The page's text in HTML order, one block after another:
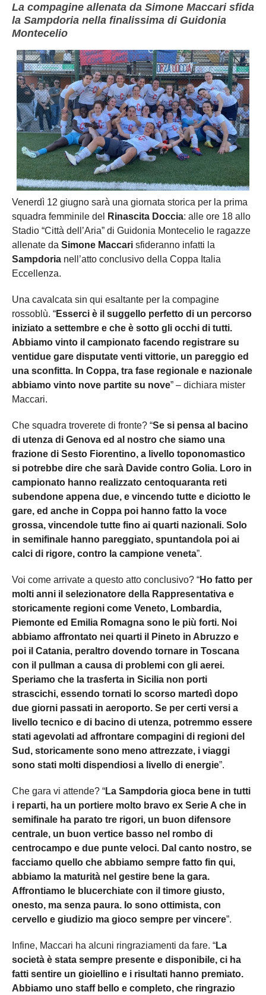
La compagine allenata da Simone Maccari sfida
la Sampdoria nella finalissima di Guidonia
Montecelio
Venerdì 12 giugno sarà una giornata storica per la prima
squadra femminile del
Rinascita Doccia: alle ore 18 allo
Stadio “Città dell’Aria” di Guidonia Montecelio le ragazze
allenate da Simone Maccari sfideranno infatti la
Sampdoria nell’atto conclusivo della Coppa Italia
Eccellenza.
Una cavalcata sin qui esaltante per la compagine
rossoblù. “Esserci è il suggello perfetto di un percorso
iniziato a settembre e che è sotto gli occhi di tutti.
Abbiamo vinto il campionato facendo registrare su
ventidue gare disputate venti vittorie, un pareggio ed
una sconfitta. In Coppa, tra fase regionale e nazionale
abbiamo vinto nove partite su nove” – dichiara mister
Maccari.
Che squadra troverete di fronte? “Se si pensa al bacino
di utenza di Genova ed al nostro che siamo una
frazione di Sesto Fiorentino, a livello toponomastico
si potrebbe dire che sarà Davide contro Golia. Loro in
campionato hanno realizzato centoquaranta reti
subendone appena due, e vincendo tutte e diciotto le
gare, ed anche in Coppa poi hanno fatto la voce
grossa, vincendole tutte fino ai quarti nazionali. Solo
in semifinale hanno pareggiato, spuntandola poi ai
calci di rigore, contro la campione veneta”.
Voi come arrivate a questo atto conclusivo? “Ho fatto per
molti anni il selezionatore della Rappresentativa e
storicamente regioni come Veneto, Lombardia,
Piemonte ed Emilia Romagna sono le più forti. Noi
abbiamo affrontato nei quarti il Pineto in Abruzzo e
poi il Catania, peraltro dovendo tornare in Toscana
con il pullman a causa di problemi con gli aerei.
Speriamo che la trasferta in Sicilia non porti
strascichi, essendo tornati lo scorso martedì dopo
due giorni passati in aeroporto. Se per certi versi a
livello tecnico e di bacino di utenza, potremmo essere
stati agevolati ad affrontare compagini di regioni del
Sud, storicamente sono meno attrezzate, i viaggi
sono stati molti dispendiosi a livello di energie”.
Che gara vi attende? “La Sampdoria gioca bene in tutti
i reparti, ha un portiere molto bravo ex Serie A che in
semifinale ha parato tre rigori, un buon difensore
centrale, un buon vertice basso nel rombo di
centrocampo e due punte veloci. Dal canto nostro, se
facciamo quello che abbiamo sempre fatto fin qui,
abbiamo la maturità nel gestire bene la gara.
Affrontiamo le blucerchiate con il timore giusto,
onesto, ma senza paura. Io sono ottimista, con
cervello e giudizio ma gioco sempre per vincere”.
Infine, Maccari ha alcuni ringraziamenti da fare. “La
società è stata sempre presente e disponibile, ci ha
fatti sentire un gioiellino e i risultati hanno premiato.
Abbiamo uno staff bello e completo, che ringrazio